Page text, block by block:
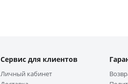
Сервис для клиентов
Личный кабинет